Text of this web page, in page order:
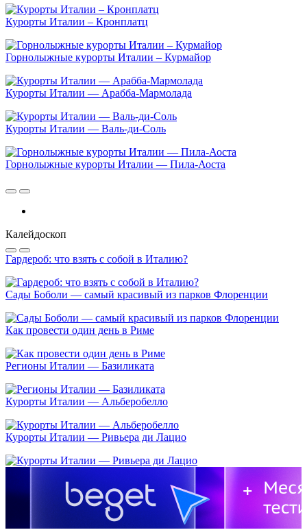
Курорты Италии – Кронплатц
Горнолыжные курорты Италии – Курмайор
Курорты Италии — Арабба-Мармолада
Курорты Италии — Валь-ди-Соль
Горнолыжные курорты Италии — Пила-Аоста
Калейдоскоп
Гардероб: что взять с собой в Италию?
Сады Боболи — самый красивый из парков Флоренции
Как провести один день в Риме
Регионы Италии — Базиликата
Курорты Италии — Альберобелло
Курорты Италии — Ривьера ди Лацио